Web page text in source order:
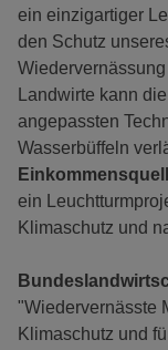
ein einzigartiger
den Schutz
Landwirte kann
angepassten
Wasserbüffeln
ein
Klimaschutz und
"Wiedervernässte
Klimaschutz und